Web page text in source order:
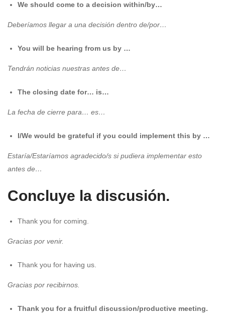
We should come to a decision within/by…
Deberíamos llegar a una decisión dentro de/por…
You will be hearing from us by …
Tendrán noticias nuestras antes de…
The closing date for… is…
La fecha de cierre para… es…
I/We would be grateful if you could implement this by …
Estaría/Estaríamos agradecido/s si pudiera implementar esto
antes de…
Concluye la discusión.
Thank you for coming.
Gracias por venir.
Thank you for having us.
Gracias por recibirnos.
Thank you for a fruitful discussion/productive meeting.